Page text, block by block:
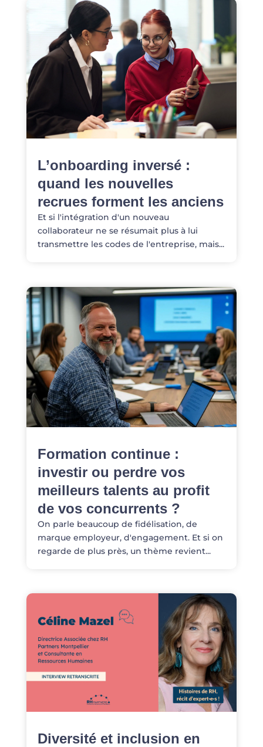
L’onboarding inversé :
quand les nouvelles
recrues forment les anciens
Et si l'intégration d'un nouveau
collaborateur ne se résumait plus à lui
transmettre les codes de l'entreprise, mais...
Formation continue :
investir ou perdre vos
meilleurs talents au profit
de vos concurrents ?
On parle beaucoup de fidélisation, de
marque employeur, d'engagement. Et si on
regarde de plus près, un thème revient...
Diversité et inclusion en